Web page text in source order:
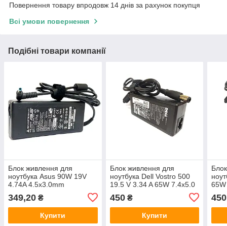
Повернення товару впродовж 14 днів за рахунок покупця
Всі умови повернення
Подібні товари компанії
Блок живлення для
ноутбука Asus 90W 19V
4.74A 4.5x3.0mm
349,20 ₴
Купити
Блок живлення для
ноутбука Dell Vostro 500
19.5 V 3.34 A 65W 7.4x5.0
450₴
Купити
450